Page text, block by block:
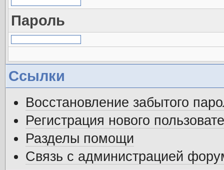
Пароль
Ссылки
Восстановление забытого
Регистрация нового
Разделы помощи
Связь с администрацией